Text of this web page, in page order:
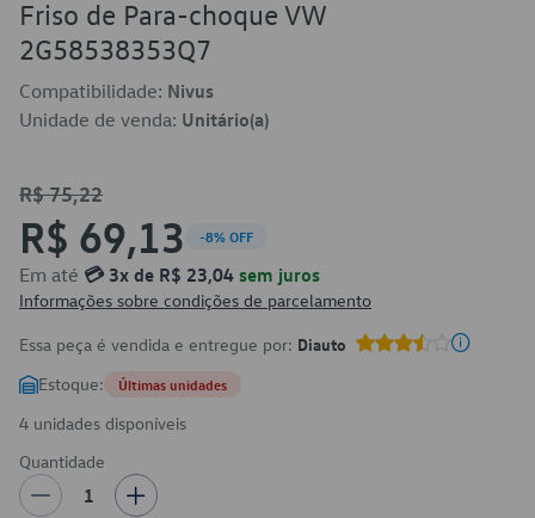
Friso de Para-choque VW
2G58538353Q7
Compatibilidade: Nivus
Unidade de venda: Unitário(a)
R$ 75,22
R$ 69,13 -8% OFF
Em até 💳 3x de R$ 23,04 sem juros
Informações sobre condições de parcelamento
Essa peça é vendida e entregue por: Diauto
Estoque: Últimas unidades
4 unidades disponíveis
Quantidade
1